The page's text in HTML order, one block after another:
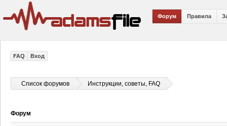
Форум Правила
FAQ Вход
Список форумов Инструкции, советы, FAQ
Форум